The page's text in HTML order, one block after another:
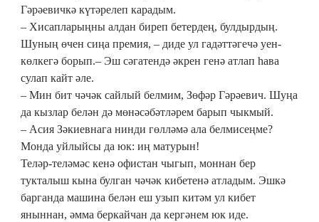
Гәрәевичкә күтәрелеп карадым.
– Хисапларыңны алдан биреп бетердең, булдырдың.
Шуның өчен сиңа премия, – диде ул гадәттәгечә уен-
көлкегә борып.– Эш сәгатендә әкрен генә атлап һава
сулап кайт әле.
– Мин бит чәчәк сайлый белмим, Зөфәр Гәрәевич. Шуңа
да кызлар белән дә мөнәсәбәтләрем барып чыкмый.
– Асия Зәкиевнага нинди гөлләмә ала белмисеңме?
Монда уйлыйсы да юк: иң матурын!
Теләр-теләмәс кенә офистан чыгып, моннан бер
тукталыш кына булган чәчәк кибетенә атладым. Эшкә
барганда машина белән еш узып китәм ул кибет
яныннан, әмма беркайчан да кергәнем юк иде.